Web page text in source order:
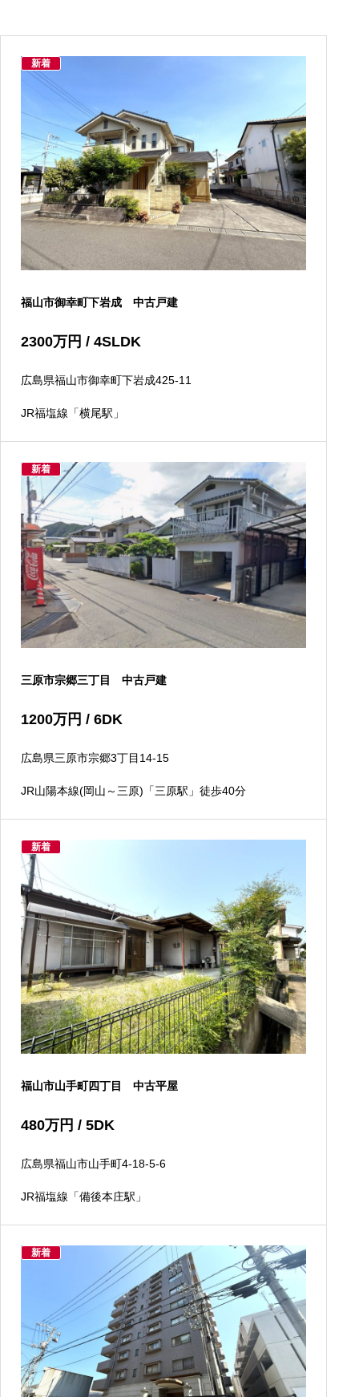
新着
福山市御幸町下岩成 中古戸建
2300万円 / 4SLDK
広島県福山市御幸町下岩成425-11
JR福塩線「横尾駅」
新着
三原市宗郷三丁目 中古戸建
1200万円 / 6DK
広島県三原市宗郷3丁目14-15
JR山陽本線(岡山～三原)「三原駅」徒歩40分
新着
福山市山手町四丁目 中古平屋
480万円 / 5DK
広島県福山市山手町4-18-5-6
JR福塩線「備後本庄駅」
新着